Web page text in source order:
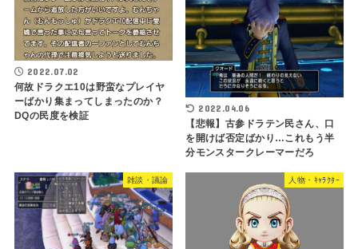
2022.07.02
何故ドラクエ10は野蛮なプレイヤ
ーばかり集まってしまったのか？
DQの民度を検証
2022.04.06
【悲報】古参ドラテン民さん、口
を開けば否定ばかり…これもう半
分モンスタークレーマーだろ
雑談・議論 人物・ｷｬﾗｸﾀｰ